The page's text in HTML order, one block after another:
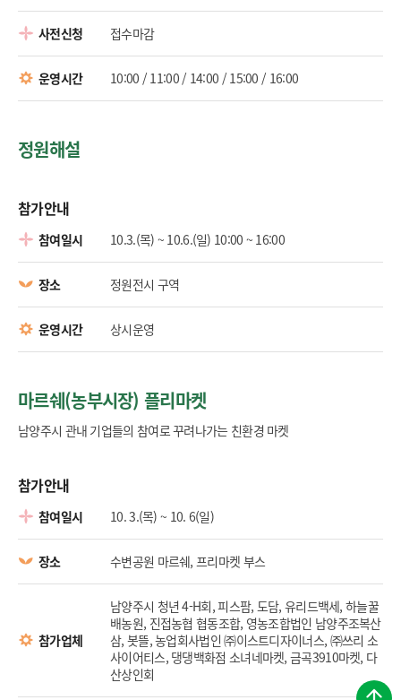
사전신청 접수마감
운영시간 10:00 / 11:00 / 14:00 / 15:00 / 16:00
정원해설
참가안내
참여일시 10.3.(목) ~ 10.6.(일) 10:00 ~ 16:00
장소 정원전시 구역
운영시간 상시운영
마르쉐(농부시장) 플리마켓
남양주시 관내 기업들의 참여로 꾸려나가는 친환경 마켓
참가안내
참여일시 10. 3.(목) ~ 10. 6(일)
장소 수변공원 마르쉐, 프리마켓 부스
참가업체
남양주시 청년 4-H회, 피스팜, 도담, 유리드백세, 하늘꿀
배농원, 진접농협 협동조합, 영농조합법인 남양주조복산
삼, 봇뜰, 농업회사법인 ㈜이스트디자이너스, ㈜쓰리 소
사이어티스, 댕댕백화점 소녀네마켓, 금곡3910마켓, 다
산상인회